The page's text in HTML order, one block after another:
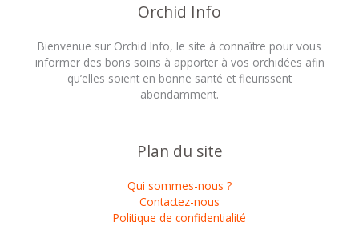
Orchid Info
Bienvenue sur Orchid Info, le site à connaître pour vous
informer des bons soins à apporter à vos orchidées afin
qu’elles soient en bonne santé et fleurissent
abondamment.
Plan du site
Qui sommes-nous ?
Contactez-nous
Politique de confidentialité